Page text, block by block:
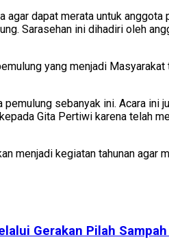
dapat merata untuk
Sarasehan ini dihadiri oleh
yang menjadi
sebanyak ini. Acara ini
Gita Pertiwi karena telah
menjadi kegiatan tahunan agar
Gerakan Pilah Sampah